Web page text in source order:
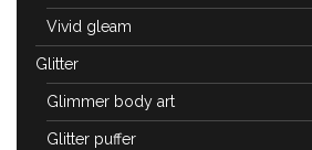
Vivid gleam
Glitter
Glimmer body art
Glitter puffer